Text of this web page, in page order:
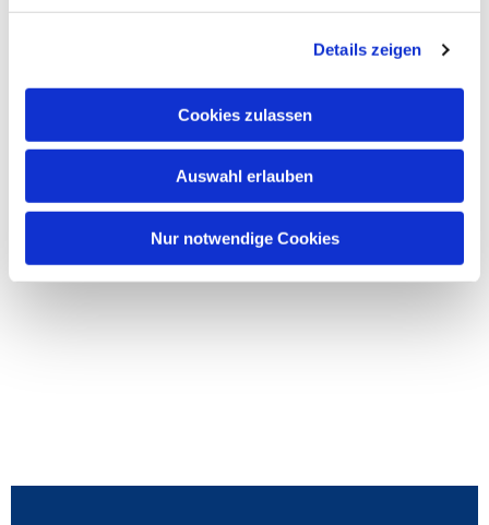
Details zeigen
Cookies zulassen
Auswahl erlauben
Nur notwendige Cookies